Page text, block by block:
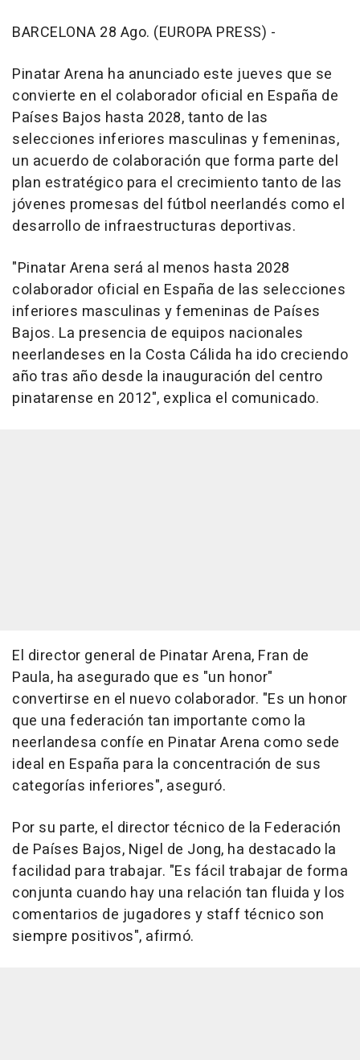
BARCELONA 28 Ago. (EUROPA PRESS) -
Pinatar Arena ha anunciado este jueves que se
convierte en el colaborador oficial en España de
Países Bajos hasta 2028, tanto de las
selecciones inferiores masculinas y femeninas,
un acuerdo de colaboración que forma parte del
plan estratégico para el crecimiento tanto de las
jóvenes promesas del fútbol neerlandés como el
desarrollo de infraestructuras deportivas.
"Pinatar Arena será al menos hasta 2028
colaborador oficial en España de las selecciones
inferiores masculinas y femeninas de Países
Bajos. La presencia de equipos nacionales
neerlandeses en la Costa Cálida ha ido creciendo
año tras año desde la inauguración del centro
pinatarense en 2012", explica el comunicado.
El director general de Pinatar Arena, Fran de
Paula, ha asegurado que es "un honor"
convertirse en el nuevo colaborador. "Es un honor
que una federación tan importante como la
neerlandesa confíe en Pinatar Arena como sede
ideal en España para la concentración de sus
categorías inferiores", aseguró.
Por su parte, el director técnico de la Federación
de Países Bajos, Nigel de Jong, ha destacado la
facilidad para trabajar. "Es fácil trabajar de forma
conjunta cuando hay una relación tan fluida y los
comentarios de jugadores y staff técnico son
siempre positivos", afirmó.